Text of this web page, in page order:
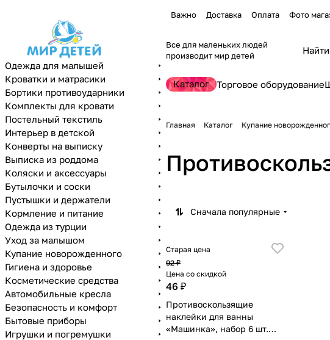
Важно Доставка Оплата Фото
Все для маленьких людей
производит мир детей
Каталог Торговое оборудование
Главная Каталог Купание
Сначала популярные
Старая цена
92 ₽
Цена со скидкой
46 ₽
Противоскользящие
наклейки для ванны
«Машинка», набор 6 шт.
Одежда для малышей
Кроватки и матрасики
Бортики противоударники
Комплекты для кровати
Постельный текстиль
Интерьер в детской
Конверты на выписку
Выписка из роддома
Коляски и аксессуары
Бутылочки и соски
Пустышки и держатели
Кормление и питание
Одежда из турции
Уход за малышом
Купание новорожденного
Гигиена и здоровье
Косметические средства
Автомобильные кресла
Безопасность и комфорт
Бытовые приборы
Игрушки и погремушки